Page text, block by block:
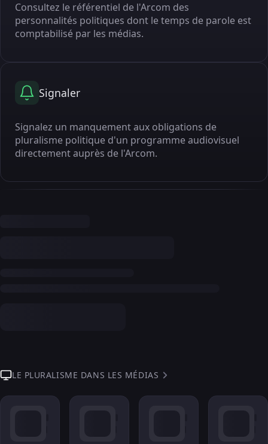
Consultez le référentiel de l'Arcom des
personnalités politiques dont le temps de parole est
comptabilisé par les médias.
Signaler
Signalez un manquement aux obligations de
pluralisme politique d'un programme audiovisuel
directement auprès de l'Arcom.
LE PLURALISME DANS LES MÉDIAS